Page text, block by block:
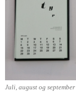
Juli, august og september